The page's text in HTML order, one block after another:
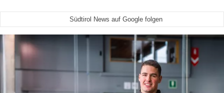
Südtirol News auf Google folgen